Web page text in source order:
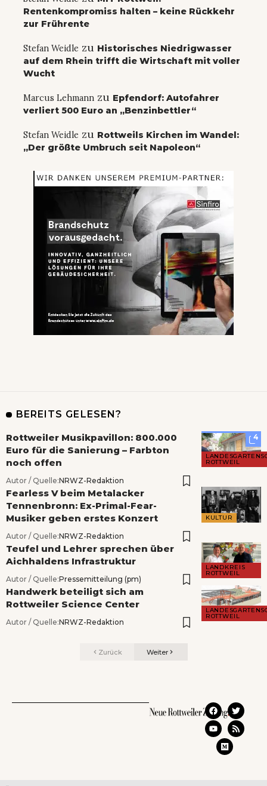
Rentenkompromiss halten – keine Rückkehr
zur Frührente
Stefan Weidle zu Historisches Niedrigwasser
auf dem Rhein trifft die Wirtschaft mit voller
Wucht
Marcus Lehmann zu Epfendorf: Autofahrer
verliert 500 Euro an „Benzinbettler“
Stefan Weidle zu Rottweils Kirchen im Wandel:
„Der größte Umbruch seit Napoleon“
BEREITS GELESEN?
4
ROTTWEIL
Rottweiler Musikpavillon: 800.000
Euro für die Sanierung – Farbton
noch offen
Autor / Quelle:NRWZ-Redaktion
KULTUR
Fearless V beim Metalacker
Tennenbronn: Ex-Primal-Fear-
Musiker geben erstes Konzert
Autor / Quelle:NRWZ-Redaktion
LANDKREIS
ROTTWEIL
Teufel und Lehrer sprechen über
Aichhaldens Infrastruktur
Autor / Quelle:Pressemitteilung (pm)
ROTTWEIL
Handwerk beteiligt sich am
Rottweiler Science Center
Autor / Quelle:NRWZ-Redaktion
Zurück Weiter